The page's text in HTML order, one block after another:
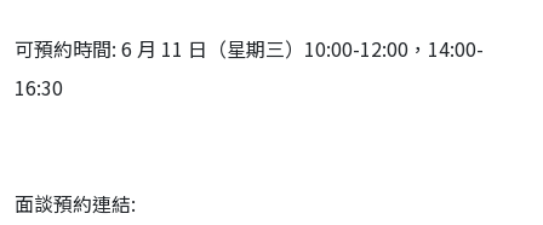
可預約時間: 6 月 11 日（星期三）10:00-12:00，14:00-
16:30
面談預約連結: